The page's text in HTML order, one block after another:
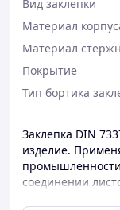
Вид заклепки
Материал
Материал
Покрытие
Тип бортика
Заклепка DIN
изделие.
соединении